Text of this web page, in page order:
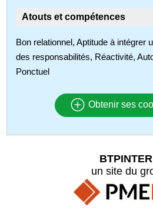
Atouts et compétences
Bon relationnel, Aptitude à intégrer
des responsabilités, Réactivité,
Ponctuel
Obtenir ses
un site du